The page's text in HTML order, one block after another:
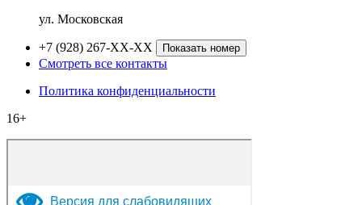
ул. Московская
+7 (928) 267-XX-XX Показать номер
Смотреть все контакты
Политика конфиденциальности
16+